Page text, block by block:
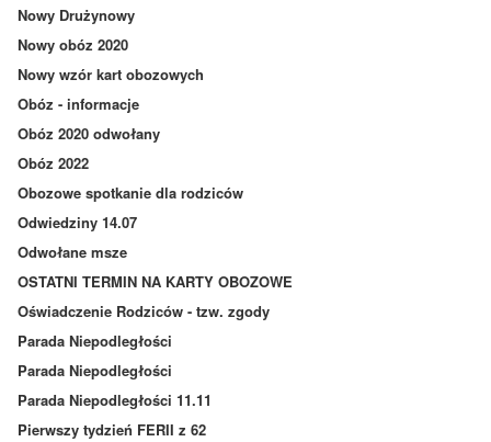
Nowy Drużynowy
Nowy obóz 2020
Nowy wzór kart obozowych
Obóz - informacje
Obóz 2020 odwołany
Obóz 2022
Obozowe spotkanie dla rodziców
Odwiedziny 14.07
Odwołane msze
OSTATNI TERMIN NA KARTY OBOZOWE
Oświadczenie Rodziców - tzw. zgody
Parada Niepodległości
Parada Niepodległości
Parada Niepodległości 11.11
Pierwszy tydzień FERII z 62